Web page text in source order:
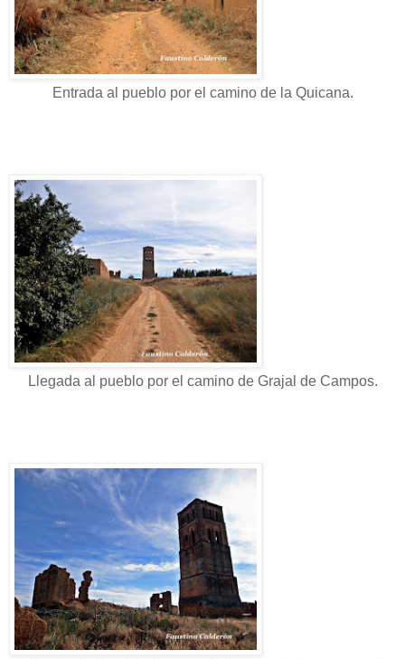
Entrada al pueblo por el camino de la Quicana.
Llegada al pueblo por el camino de Grajal de Campos.